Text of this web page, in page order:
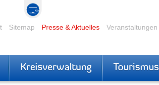
Sitemap Presse & Aktuelles Veranstaltungen
Kreisverwaltung Tourismus